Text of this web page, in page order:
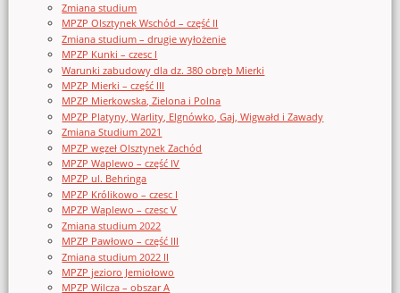
Zmiana studium
MPZP Olsztynek Wschód – część II
Zmiana studium – drugie wyłożenie
MPZP Kunki – czesc I
Warunki zabudowy dla dz. 380 obręb Mierki
MPZP Mierki – część III
MPZP Mierkowska, Zielona i Polna
MPZP Platyny, Warlity, Elgnówko, Gaj, Wigwałd i Zawady
Zmiana Studium 2021
MPZP węzeł Olsztynek Zachód
MPZP Waplewo – część IV
MPZP ul. Behringa
MPZP Królikowo – czesc I
MPZP Waplewo – czesc V
Zmiana studium 2022
MPZP Pawłowo – część III
Zmiana studium 2022 II
MPZP jezioro Jemiołowo
MPZP Wilcza – obszar A